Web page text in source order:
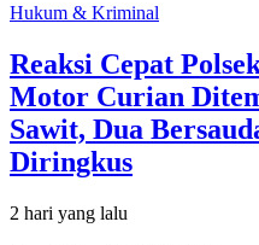
Hukum & Kriminal
Reaksi Cepat
Motor Curian
Sawit, Dua
Diringkus
2 hari yang lalu